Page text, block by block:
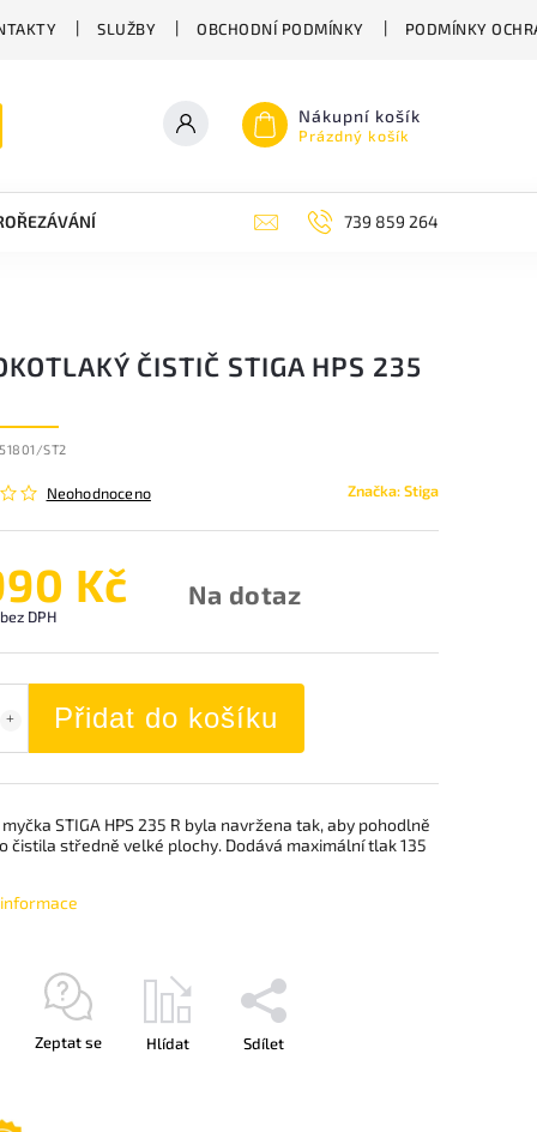
SLUŽBY OBCHODNÍ PODMÍNKY PODMÍNKY
Nákupní košík
Prázdný košík
ZAHRADNÍ NŮŽKY ZAHRADNÍ NÁŘADÍ STIGA
739 859 264
ČISTIČ STIGA HPS 235
ST2
Neohodnoceno Značka:Stiga
Kč
DPH
Na dotaz
Přidat do košíku
STIGA HPS 235 R byla navržena tak, aby pohodlně
čistila středně velké plochy. Dodává maximální tlak 135
Zeptat se Hlídat Sdílet